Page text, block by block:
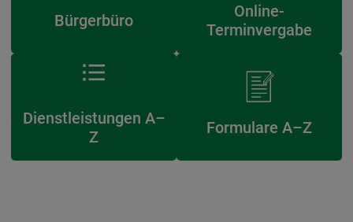
Bürgerbüro
Online-
Terminvergabe
Dienstleistungen A–
Z
Formulare A–Z